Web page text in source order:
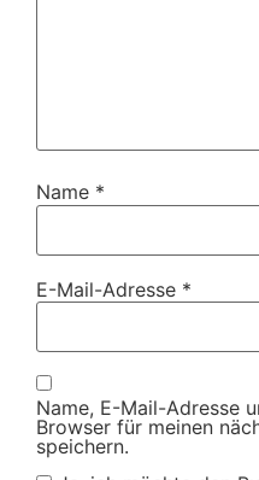
Name *
E-Mail-Adresse *
Name, E-Mail-Adresse
Browser für meinen
speichern.